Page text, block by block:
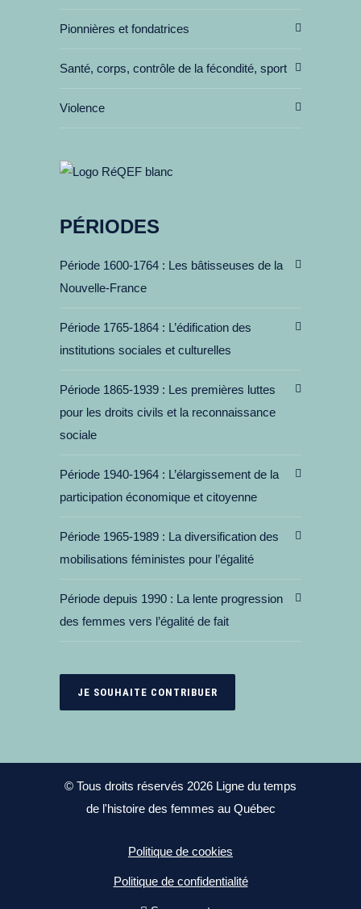
Pionnières et fondatrices
Santé, corps, contrôle de la fécondité, sport
Violence
PÉRIODES
Période 1600-1764
Les bâtisseuses de la
Nouvelle-France
Période 1765-1864
L’édification des
institutions sociales et culturelles
Période 1865-1939
Les premières luttes
pour les droits civils et la reconnaissance
sociale
Période 1940-1964
L’élargissement de la
participation économique et citoyenne
Période 1965-1989
La diversification des
mobilisations féministes pour l’égalité
Période depuis 1990
La lente progression
des femmes vers l’égalité de fait
JE SOUHAITE CONTRIBUER
© Tous droits réservés 2026 Ligne du temps
de l'histoire des femmes au Québec
Politique de cookies
Politique de confidentialité